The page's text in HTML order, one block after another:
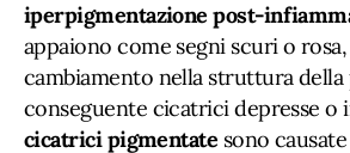
iperpigmentazione post-
appaiono come segni scuri o
cambiamento nella struttura della
conseguente cicatrici depresse o
cicatrici pigmentate sono